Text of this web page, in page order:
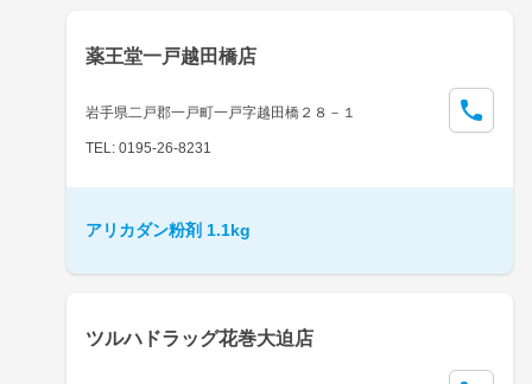
薬王堂一戸越田橋店
岩手県二戸郡一戸町一戸字越田橋２８－１
TEL: 0195-26-8231
アリカダン粉剤 1.1kg
ツルハドラッグ花巻大迫店